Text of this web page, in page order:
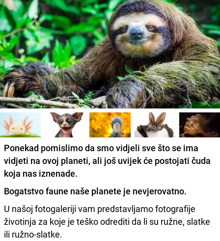
Ponekad pomislimo da smo vidjeli sve što se ima
vidjeti na ovoj planeti, ali još uvijek će postojati čuda
koja nas iznenade.
Bogatstvo faune naše planete je nevjerovatno.
U našoj fotogaleriji vam predstavljamo fotografije
životinja za koje je teško odrediti da li su ružne, slatke
ili ružno-slatke.